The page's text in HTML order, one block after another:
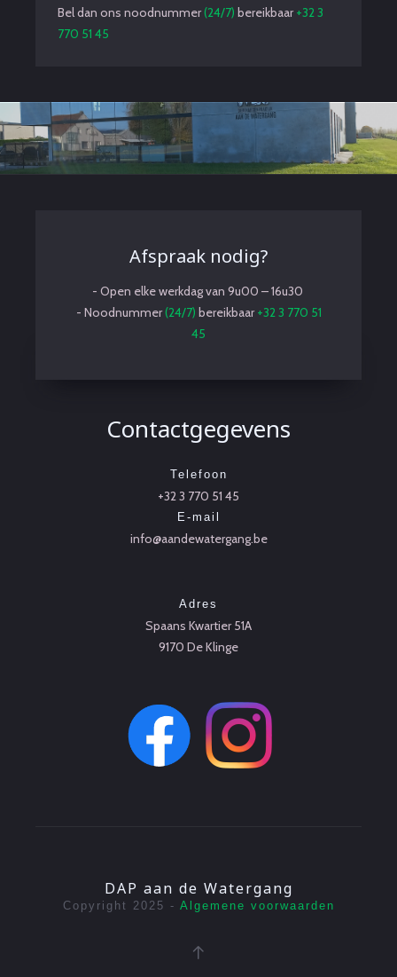
Bel dan ons noodnummer(24/7) bereikbaar+32 3
770 51 45
Afspraak nodig?
- Open elke werkdag van 9u00 – 16u30
- Noodnummer(24/7) bereikbaar+32 3 770 51
45
Contactgegevens
Telefoon
+32 3 770 51 45
E-mail
info@aandewatergang.be
Adres
Spaans Kwartier 51A
9170 De Klinge
DAP aan de Watergang
Copyright 2025 - Algemene voorwaarden